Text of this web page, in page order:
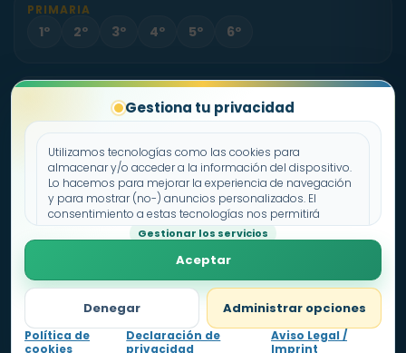
Gestiona tu privacidad
Utilizamos tecnologías como las cookies para
almacenar y/o acceder a la información del dispositivo.
Lo hacemos para mejorar la experiencia de navegación
y para mostrar (no-) anuncios personalizados. El
consentimiento a estas tecnologías nos permitirá
procesar datos como el comportamiento de
navegación o los ID's únicos en este sitio. No consentir o
retirar el consentimiento, puede afectar negativamente a
Gestionar los servicios
Aceptar
Denegar Administrar opciones
Política de
cookies
Declaración de
privacidad
Aviso Legal /
Imprint
PRIMARIA
1º 2º 3º 4º 5º 6º
Sobre Fichas.es Contacto
Política de cookies
Declaración de privacidad
Aviso legal